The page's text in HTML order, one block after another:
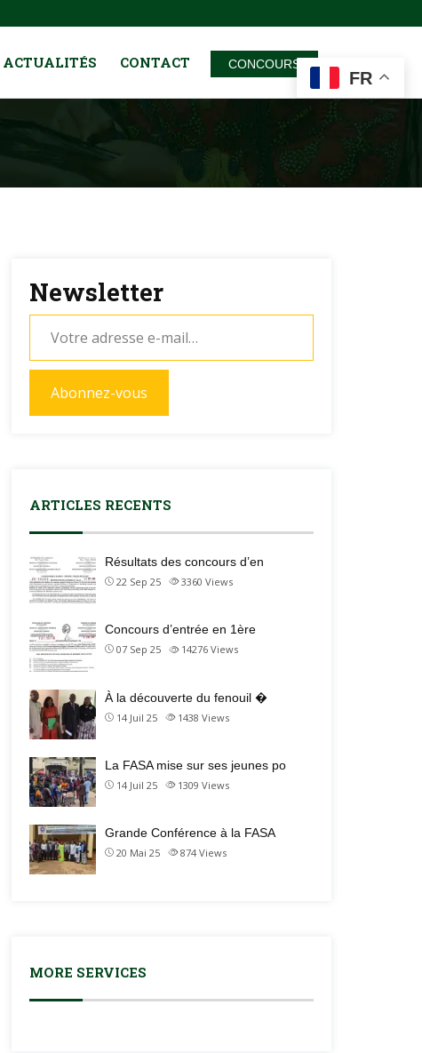
ACTUALITÉS CONTACT CONCOURS
Newsletter
Abonnez-vous
ARTICLES RECENTS
Résultats des concours d’en
22 Sep 25 3360 Views
Concours d’entrée en 1ère
07 Sep 25 14276 Views
À la découverte du fenouil �
14 Juil 25 1438 Views
La FASA mise sur ses jeunes po
14 Juil 25 1309 Views
Grande Conférence à la FASA
20 Mai 25 874 Views
MORE SERVICES
FR